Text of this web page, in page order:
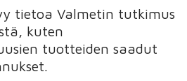
tietoa Valmetin tutkimus
kuten
tuotteiden saadut